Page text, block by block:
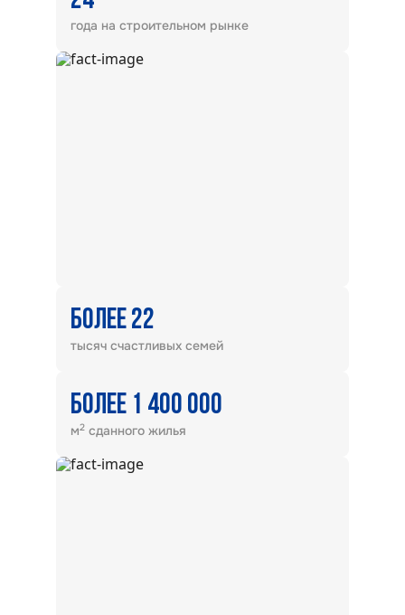
года на строительном рынке
БОЛЕЕ 22
тысяч счастливых семей
БОЛЕЕ 1 400 000
м2 сданного жилья